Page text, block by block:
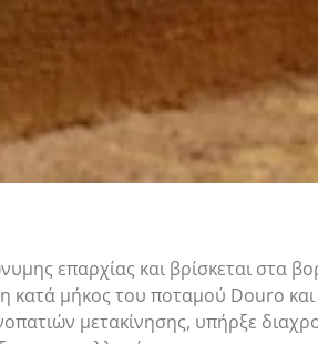
επαρχίας και βρίσκεται στα
κατά μήκος του ποταμού Douro και
μετακίνησης, υπήρξε